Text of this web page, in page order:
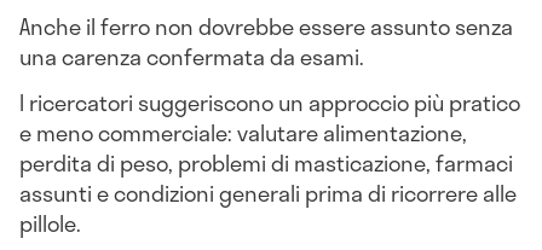
Anche il ferro non dovrebbe essere assunto senza
una carenza confermata da esami.
I ricercatori suggeriscono un approccio più pratico
e meno commerciale: valutare alimentazione,
perdita di peso, problemi di masticazione, farmaci
assunti e condizioni generali prima di ricorrere alle
pillole.